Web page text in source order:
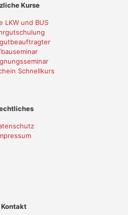
Kurse
LKW und BUS
Schnellkurs
Kontakt